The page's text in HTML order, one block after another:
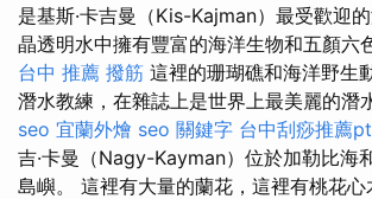
是基斯·卡吉曼（Kis-Kajman）最受歡迎
晶透明水中擁有豐富的海洋生物和五顏六
台中 推薦 撥筋 這裡的珊瑚礁和海洋野生
潛水教練，在雜誌上是世界上最美麗的潛
seo 宜蘭外燴 seo 關鍵字 台中刮痧推薦
吉·卡曼（Nagy-Kayman）位於加勒比海
島嶼。 這裡有大量的蘭花，這裡有桃花